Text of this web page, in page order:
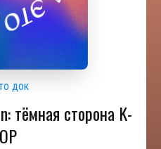
док
тёмная сторона K-